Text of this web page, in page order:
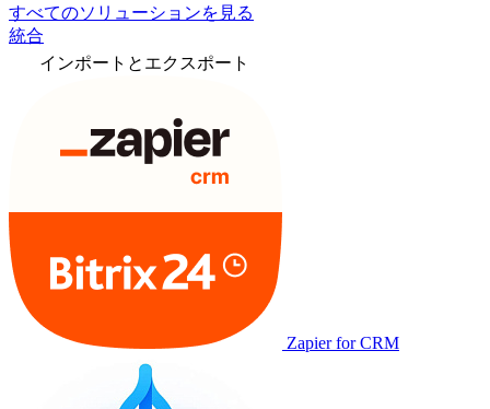
すべてのソリューションを見る
統合
インポートとエクスポート
Zapier for CRM